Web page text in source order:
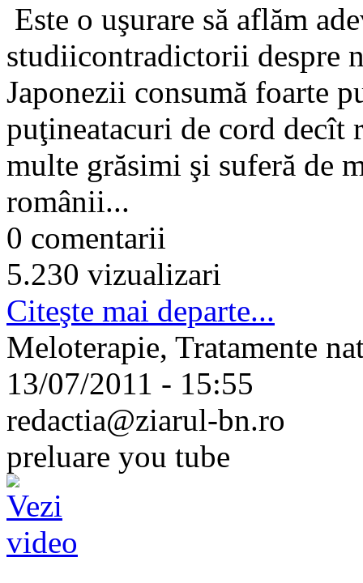
Este o uşurare să aflăm
studiicontradictorii despre
Japonezii consumă foarte
puţineatacuri de cord
multe grăsimi şi suferă de
românii...
0 comentarii
5.230 vizualizari
Citeşte mai departe...
Meloterapie, Tratamente
13/07/2011 - 15:55
redactia@ziarul-bn.ro
preluare you tube